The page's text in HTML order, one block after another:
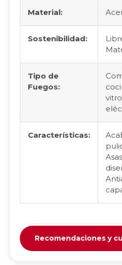
Material:
Sostenibilidad:
Tipo de
Fuegos:
Características:
Recomendaciones y